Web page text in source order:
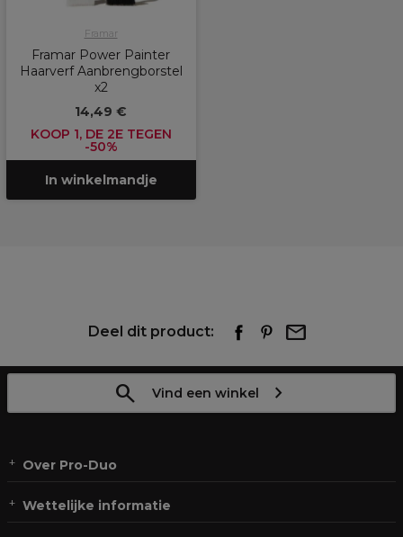
Framar
Framar Power Painter
Haarverf Aanbrengborstel
x2
14,49 €
KOOP 1, DE 2E TEGEN
-50%
In winkelmandje
Deel dit product:
Vind een winkel
Over Pro-Duo
Wettelijke informatie